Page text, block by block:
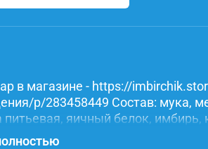
в магазине - https://
p/283458449 Состав: мука,
питьевая, яичный белок,